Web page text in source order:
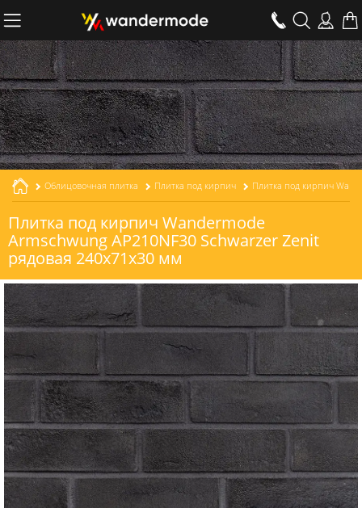
Облицовочная плитка Плитка под кирпич
Плитка под кирпич Wandermode
Armschwung AP210NF30 Schwarzer Zenit
рядовая 240x71x30 мм